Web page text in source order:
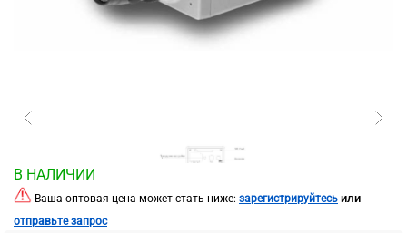
В НАЛИЧИИ
Ваша оптовая цена может стать ниже: зарегистрируйтесь или
отправьте запрос